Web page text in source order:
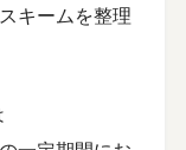
キームを整理